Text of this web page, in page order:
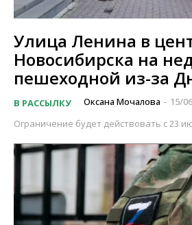
Улица Ленина в
Новосибирска на
пешеходной из-за
В РАССЫЛКУ Оксана Мочалова - 15/
Ограничение будет действовать с 23